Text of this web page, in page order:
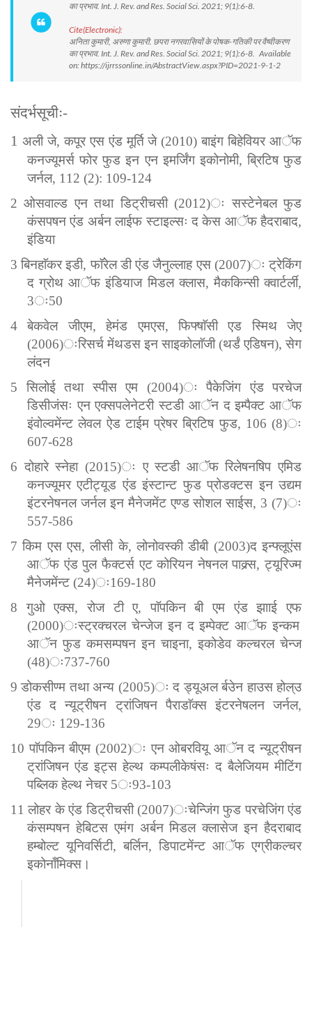
का प्रभाव. Int. J. Rev. and Res. Social Sci. 2021; 9(1):6-8.
Cite(Electronic):
अनिता कुमारी, अरुणा कुमारी. छपरा नगरवासियों के पोषक-गतिकी पर वैष्वीकरण
का प्रभाव. Int. J. Rev. and Res. Social Sci. 2021; 9(1):6-8. Available
on: https://ijrrssonline.in/AbstractView.aspx?PID=2021-9-1-2
संदर्भसूचीः-
1 अली जे, कपूर एस एंड मूर्ति जे(2010)बाइंग बिहेवियर आॅफ
कनज्यूमर्स फोर फुड इन एन इमर्जिंग इकोनोमी, ब्रिटिष फुड
जर्नल, 112 (2): 109-124
2ओसवाल्ड एन तथा डिट्रीचसी(2012)ः सस्टेनेबल फुड
कंसपषन एंड अर्बन लाईफ स्टाइल्सः द केस आॅफ हैदराबाद,
इंडिया
3बिनहाॅकर इडी, फाॅरेल डी एंड जैनुल्लाह एस(2007)ः ट्रेकिंग
द ग्रोथ आॅफ इंडियाज मिडल क्लास, मैककिन्सी क्वार्टर्ली,
3ः50
4बेकवेल जीएम,हेमंड एमएस, फिफ्षाॅसी एड स्मिथ
जेए
(2006)ःरिसर्च मेंथडस इन साइकोलाॅजी(थर्डं एडिषन), सेग
लंदन
5 सिलोई तथा स्पीस एम (2004)ः पैकेजिंग एंड परचेज
डिसीजंसः एन एक्सपलेनेटरी स्टडी आॅन द इम्पैक्ट आॅफ
इंवोल्वमेंन्ट लेवल ऐड टाईम प्रेषर ब्रिटिष फुड, 106 (8)ः
607-628
6 दोहारे स्नेहा(2015)ः ए स्टडी आॅफ रिलेषनषिप एमिड
कनज्यूमर एटीट्यूड एंड इंस्टान्ट फुड प्रोडक्टस इन उद्यम
इंटरनेषनल जर्नल इन मैनेजमेंट एण्ड सोशल साईस, 3 (7)ः
557-586
7किम एस एस,लीसी के,लोनोवस्की डीबी(2003)द इन्फ्लूएंस
आॅफ एंड पुल फैक्टर्स एट कोरियन नेषनल पाक्र्स, ट्यूरिज्म
मैनेजमेंन्ट (24)ः169-180
8 गुओ एक्स, रोज टी ए, पाॅपकिन बी एम एंड झााई
एफ
(2000)ःस्ट्रक्चरल चेन्जेज इन द इम्पेक्ट आॅफ इन्कम
आॅन फुड कमसम्पषन इन चाइना, इकोडेव कल्चरल चेन्ज
(48)ः737-760
9डोकसीण्म तथा अन्य (2005)ः द ड्यूअल र्बउेन हाउस होल्उ
एंड द न्यूट्रीषन ट्रांजिषन पैराडाॅक्स इंटरनेषलन जर्नल,
29ः 129-136
10 पाॅपकिन बीएम (2002)ः एन ओबरवियू आॅन द न्यूट्रीषन
ट्रांजिषन एंड इट्स हेल्थ कम्पलीकेषंसः द बैलेजियम मीटिंग
पब्लिक हेल्थ नेचर5ः93-103
11लोहर के एंड डिट्रीचसी(2007)ःचेन्जिंग फुड परचेजिंग एंड
कंसम्पषन हेबिटस एमंग अर्बन मिडल क्लासेज इन हैदराबाद
हम्बोल्ट यूनिवर्सिटी, बर्लिन, डिपाटमेंन्ट आॅफ एग्रीकल्चर
इकोनाँमिक्स।